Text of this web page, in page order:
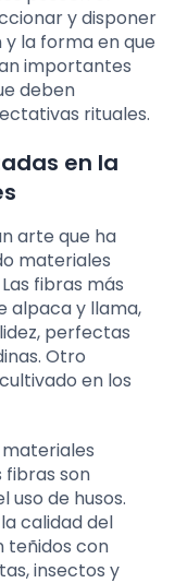
y disponer
y la forma en que
importantes
deben
rituales.
en la
arte que ha
materiales
fibras más
alpaca y llama,
perfectas
Otro
en los
fibras son
uso de husos.
calidad del
teñidos con
insectos y